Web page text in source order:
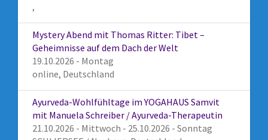
,
Mystery Abend mit Thomas Ritter: Tibet –
Geheimnisse auf dem Dach der Welt
19.10.2026 - Montag
online, Deutschland
Ayurveda-Wohlfühltage im YOGAHAUS Samvit
mit Manuela Schreiber / Ayurveda-Therapeutin
21.10.2026 - Mittwoch - 25.10.2026 - Sonntag